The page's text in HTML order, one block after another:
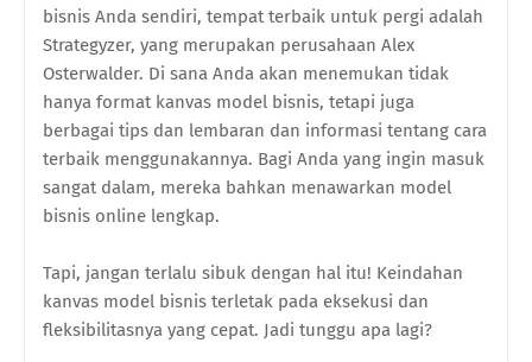
bisnis Anda sendiri, tempat terbaik untuk pergi adalah
Strategyzer, yang merupakan perusahaan Alex
Osterwalder. Di sana Anda akan menemukan tidak
hanya format kanvas model bisnis, tetapi juga
berbagai tips dan lembaran dan informasi tentang cara
terbaik menggunakannya. Bagi Anda yang ingin masuk
sangat dalam, mereka bahkan menawarkan model
bisnis online lengkap.
Tapi, jangan terlalu sibuk dengan hal itu! Keindahan
kanvas model bisnis terletak pada eksekusi dan
fleksibilitasnya yang cepat. Jadi tunggu apa lagi?